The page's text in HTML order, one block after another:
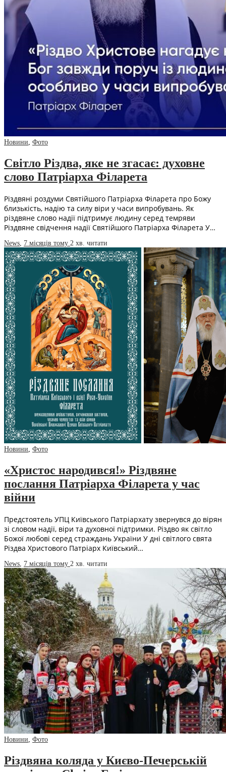
Новини, Фото
Світло Різдва, яке не згасає: духовне
слово Патріарха Філарета
Різдвяні роздуми Святійшого Патріарха Філарета про Божу
близькість, надію та силу віри у часи випробувань. Як
різдвяне слово надії підтримує людину серед темряви
Різдвяне свідчення надії Святійшого Патріарха Філарета У…
News, 7 місяців тому 2 хв. читати
Новини, Фото
«Христос народився!» Різдвяне
послання Патріарха Філарета у час
війни
Предстоятель УПЦ Київського Патріархату звернувся до вірян
зі словом надії, віри та духовної підтримки. Різдво як світло
Божої любові серед страждань України У дні світлого свята
Різдва Христового Патріарх Київський…
News 7 місяців тому 2 хв. читати
Новини Фото
Різдвяна коляда у Києво-Печерській